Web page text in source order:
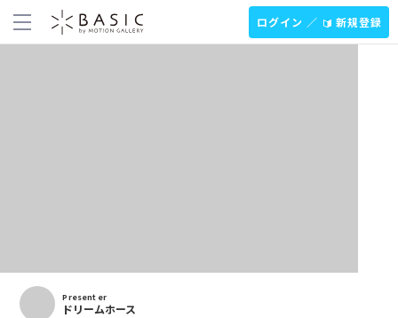
ログイン ／ 新規登録
Presenter
ドリームホース